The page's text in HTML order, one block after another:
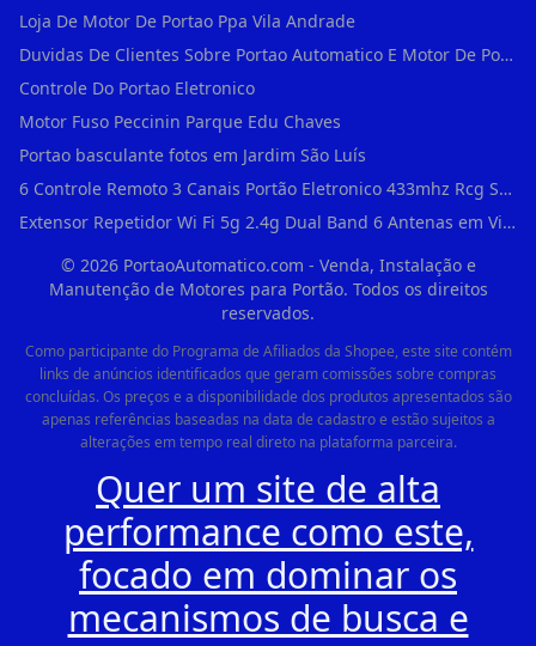
Loja De Motor De Portao Ppa Vila Andrade
Duvidas De Clientes Sobre Portao Automatico E Motor De Portao Motor Para Portao De Ferro
Controle Do Portao Eletronico
Motor Fuso Peccinin Parque Edu Chaves
Portao basculante fotos em Jardim São Luís
6 Controle Remoto 3 Canais Portão Eletronico 433mhz Rcg Seg Garen Ppa em Vila Clementino
Extensor Repetidor Wi Fi 5g 2.4g Dual Band 6 Antenas em Vila Sônia
© 2026PortaoAutomatico.com - Venda, Instalação e
Manutenção de Motores para Portão. Todos os direitos
reservados.
Como participante do Programa de Afiliados da Shopee, este site contém
links de anúncios identificados que geram comissões sobre compras
concluídas. Os preços e a disponibilidade dos produtos apresentados são
apenas referências baseadas na data de cadastro e estão sujeitos a
alterações em tempo real direto na plataforma parceira.
Quer um site de alta
performance como este,
focado em dominar os
mecanismos de busca e